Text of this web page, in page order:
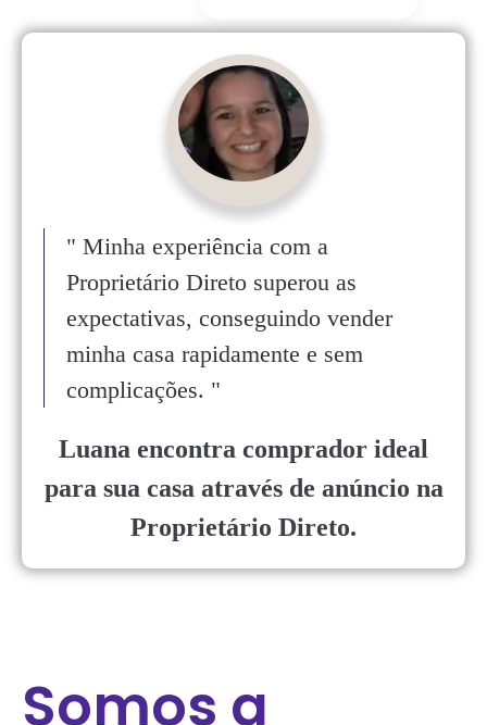
Luana encontra comprador ideal
para sua casa através de anúncio na
Proprietário Direto.
" Minha experiência com a
Proprietário Direto superou as
expectativas, conseguindo vender
minha casa rapidamente e sem
complicações. "
Somos a